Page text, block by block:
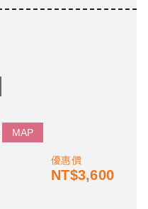
MAP
優惠價
NT$3,600